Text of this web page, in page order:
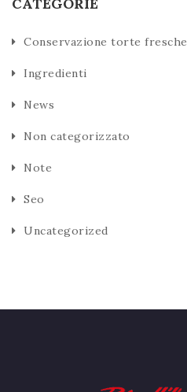
Conservazione torte fresche
Ingredienti
News
Non categorizzato
Note
Seo
Uncategorized